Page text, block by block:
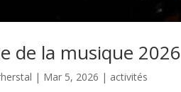
de la musique 2026
| Mar 5, 2026 | activités